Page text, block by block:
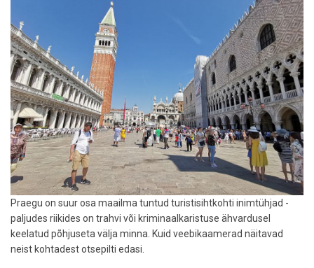
Praegu on suur osa maailma tuntud turistisihtkohti inimtühjad -
paljudes riikides on trahvi või kriminaalkaristuse ähvardusel
keelatud põhjuseta välja minna. Kuid veebikaamerad näitavad
neist kohtadest otsepilti edasi.